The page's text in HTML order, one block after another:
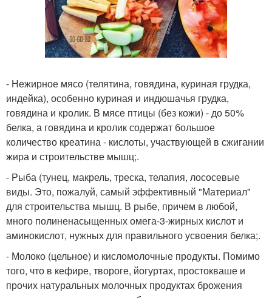
- Нежирное мясо (телятина, говядина, куриная грудка,
индейка), особенно куриная и индюшачья грудка,
говядина и кролик. В мясе птицы (без кожи) - до 50%
белка, а говядина и кролик содержат большое
количество креатина - кислоты, участвующей в сжигании
жира и строительстве мышц;.
- Рыба (тунец, макрель, треска, телапия, лососевые
виды. Это, пожалуй, самый эффективный "Материал"
для строительства мышц. В рыбе, причем в любой,
много полиненасыщенных омега-3-жирных кислот и
аминокислот, нужных для правильного усвоения белка;.
- Молоко (цельное) и кисломолочные продукты. Помимо
того, что в кефире, твороге, йогуртах, простокваше и
прочих натуральных молочных продуктах брожения